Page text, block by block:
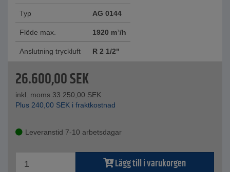
Typ AG 0144
Flöde max. 1920 m³/h
Anslutning tryckluft R 2 1/2"
26.600,00SEK
inkl. moms.33.250,00 SEK
Plus 240,00 SEK i fraktkostnad
Leveranstid 7-10 arbetsdagar
Lägg till i varukorgen